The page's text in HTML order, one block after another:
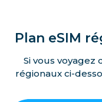
Plan eSIM
Si vous voyagez
régionaux ci-